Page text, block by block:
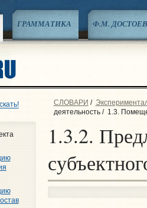
ГРАММАТИКА Ф.М.
СЛОВАРИ /
деятельность/ 1.3.
1.3.2.